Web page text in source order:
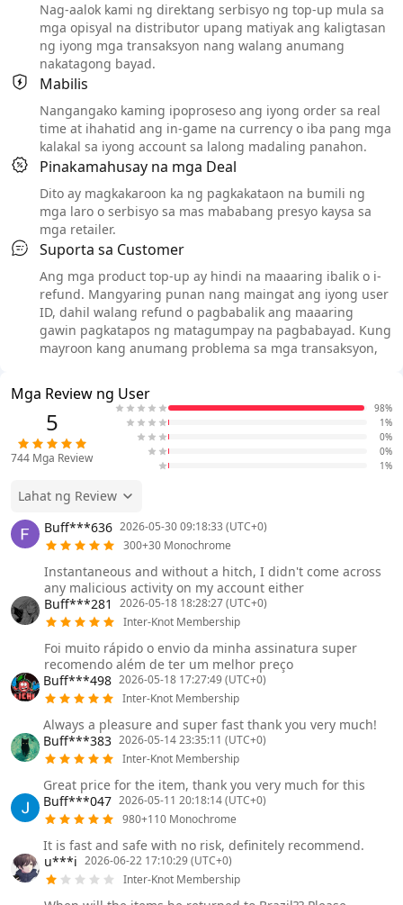
Nag-aalok kami ng direktang serbisyo ng top-up mula sa
mga opisyal na distributor upang matiyak ang kaligtasan
ng iyong mga transaksyon nang walang anumang
nakatagong bayad.
Mabilis
Nangangako kaming ipoproseso ang iyong order sa real
time at ihahatid ang in-game na currency o iba pang mga
kalakal sa iyong account sa lalong madaling panahon.
Pinakamahusay na mga Deal
Dito ay magkakaroon ka ng pagkakataon na bumili ng
mga laro o serbisyo sa mas mababang presyo kaysa sa
mga retailer.
Suporta sa Customer
Ang mga product top-up ay hindi na maaaring ibalik o i-
refund. Mangyaring punan nang maingat ang iyong user
ID, dahil walang refund o pagbabalik ang maaaring
gawin pagkatapos ng matagumpay na pagbabayad. Kung
mayroon kang anumang problema sa mga transaksyon,
Mga Review ng User
5
744 Mga Review
98%
1%
0%
0%
1%
Lahat ng Review
Buff***636 2026-05-30 09:18:33 (UTC+0)
300+30 Monochrome
Instantaneous and without a hitch, I didn't come across
any malicious activity on my account either
Buff***281
2026-05-18 18:28:27 (UTC+0)
Inter-Knot Membership
Foi muito rápido o envio da minha assinatura super
recomendo além de ter um melhor preço
Buff***498 2026-05-18 17:27:49 (UTC+0)
Inter-Knot Membership
Always a pleasure and super fast thank you very much!
Buff***383 2026-05-14 23:35:11 (UTC+0)
Inter-Knot Membership
Great price for the item, thank you very much for this
Buff***047 2026-05-11 20:18:14 (UTC+0)
980+110 Monochrome
It is fast and safe with no risk, definitely recommend.
u***i 2026-06-22 17:10:29 (UTC+0)
Inter-Knot Membership